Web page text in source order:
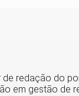
redação do
em gestão de